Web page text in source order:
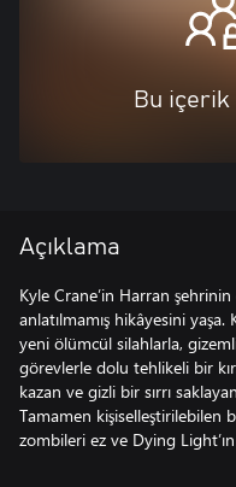
Bu
Açıklama
Kyle Crane’in Harran
anlatılmamış hikâyesini
yeni ölümcül silahlarla,
görevlerle dolu tehlikeli bir
kazan ve gizli bir sırrı
Tamamen kişiselleştirilebilen
zombileri ez ve Dying